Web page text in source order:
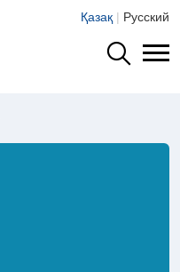
Қазақ | Русский